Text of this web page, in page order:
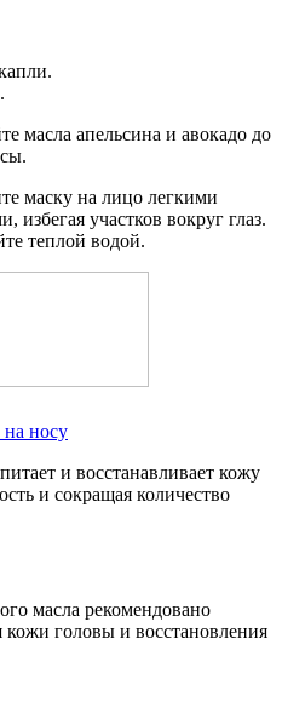
масла апельсина и авокадо до
маску на лицо легкими
участков вокруг глаз.
теплой водой.
носу
и восстанавливает кожу
и сокращая количество
масла рекомендовано
кожи головы и восстановления